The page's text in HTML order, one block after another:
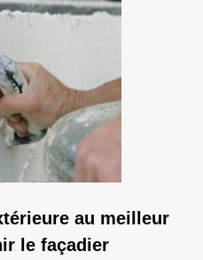
au meilleur
le façadier